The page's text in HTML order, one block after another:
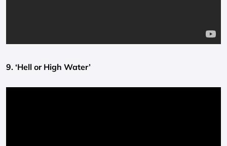
9. ‘Hell or High Water’